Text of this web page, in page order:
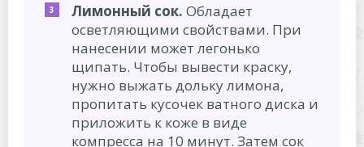
Лимонный сок. Обладает
осветляющими свойствами. При
нанесении может легонько
щипать. Чтобы вывести краску,
нужно выжать дольку лимона,
пропитать кусочек ватного диска и
приложить к коже в виде
компресса на 10 минут. Затем сок